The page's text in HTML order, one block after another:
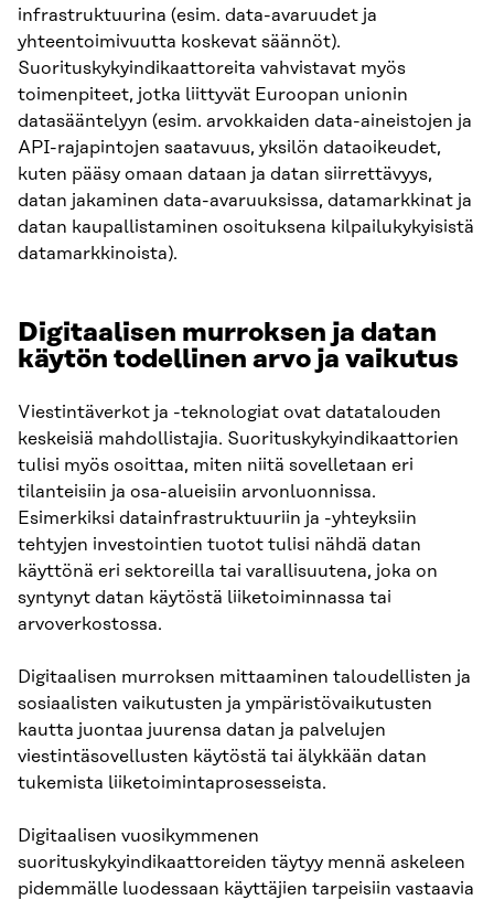
infrastruktuurina (esim. data-avaruudet ja
yhteentoimivuutta koskevat säännöt).
Suorituskykyindikaattoreita vahvistavat myös
toimenpiteet, jotka liittyvät Euroopan unionin
datasääntelyyn (esim. arvokkaiden data-aineistojen ja
API-rajapintojen saatavuus, yksilön dataoikeudet,
kuten pääsy omaan dataan ja datan siirrettävyys,
datan jakaminen data-avaruuksissa, datamarkkinat ja
datan kaupallistaminen osoituksena kilpailukykyisistä
datamarkkinoista).
Digitaalisen murroksen ja datan
käytön todellinen arvo ja vaikutus
Viestintäverkot ja -teknologiat ovat datatalouden
keskeisiä mahdollistajia. Suorituskykyindikaattorien
tulisi myös osoittaa, miten niitä sovelletaan eri
tilanteisiin ja osa-alueisiin arvonluonnissa.
Esimerkiksi datainfrastruktuuriin ja -yhteyksiin
tehtyjen investointien tuotot tulisi nähdä datan
käyttönä eri sektoreilla tai varallisuutena, joka on
syntynyt datan käytöstä liiketoiminnassa tai
arvoverkostossa.
Digitaalisen murroksen mittaaminen taloudellisten ja
sosiaalisten vaikutusten ja ympäristövaikutusten
kautta juontaa juurensa datan ja palvelujen
viestintäsovellusten käytöstä tai älykkään datan
tukemista liiketoimintaprosesseista.
Digitaalisen vuosikymmenen
suorituskykyindikaattoreiden täytyy mennä askeleen
pidemmälle luodessaan käyttäjien tarpeisiin vastaavia